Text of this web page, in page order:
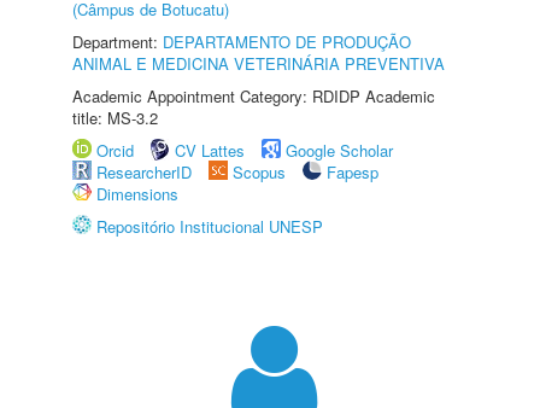
(Câmpus de Botucatu)
Department: DEPARTAMENTO DE PRODUÇÃO
ANIMAL E MEDICINA VETERINÁRIA PREVENTIVA
Academic Appointment Category: RDIDP Academic
title: MS-3.2
Orcid
CV Lattes
Google Scholar
ResearcherID
Scopus
Fapesp
Dimensions
Repositório Institucional UNESP